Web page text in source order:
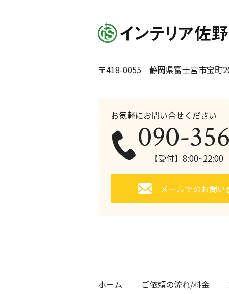
〒418-0055 静岡県富士宮市宝町
お気軽にお問い合せください
090-
【受付】
メールでのお問い
ホーム ご依頼の流れ/料金